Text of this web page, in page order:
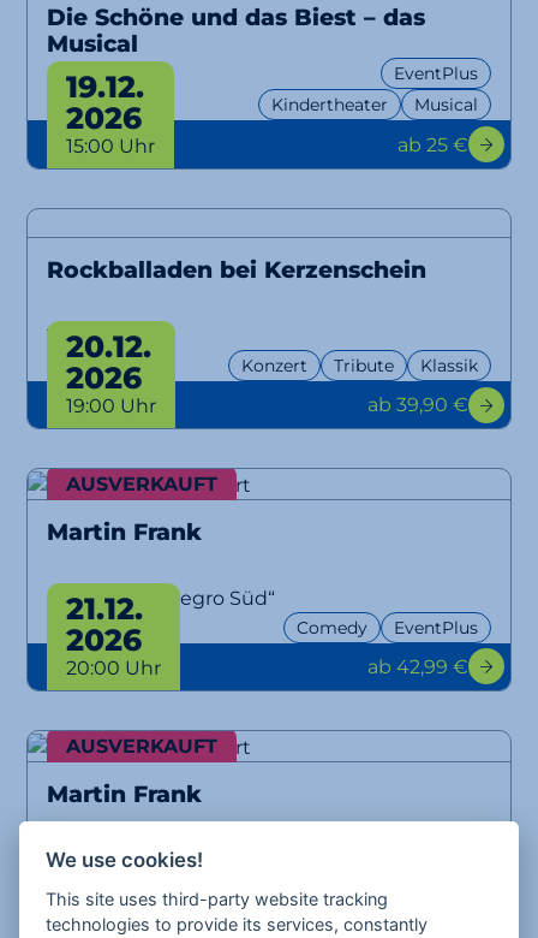
Die Schöne und das Biest – das
Musical
Kindertheater Musical
EventPlus
19.12.
2026
15:00 Uhr ab 25 €
Rockballaden bei Kerzenschein
Tribute
Konzert Tribute Klassik
20.12.
2026
19:00 Uhr ab 39,90 €
AUSVERKAUFT
Martin Frank
„Grüße aus Allegro Süd“
Comedy EventPlus
21.12.
2026
20:00 Uhr ab 42,99 €
AUSVERKAUFT
Martin Frank
„Grüße aus Allegro Süd“
Comedy
22.12.
2026
20:00 Uhr ab 42,99 €
We use cookies!
This site uses third-party website tracking
technologies to provide its services, constantly